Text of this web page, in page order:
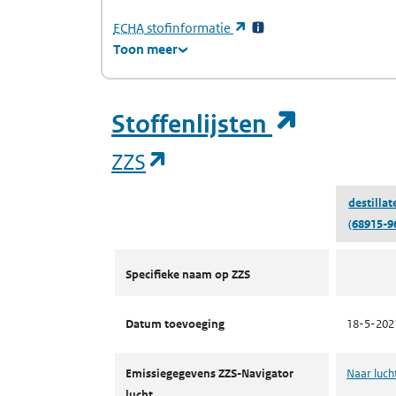
ECHA(Europees Agentschap voor chemische
stofinformatie
(opent in een nieuw
Toon meer
Stoffenlijsten
ZZS
(68915-
Specifieke naam op ZZS
Datum toevoeging 18-5-
Emissiegegevens ZZS-Navigator
Naar